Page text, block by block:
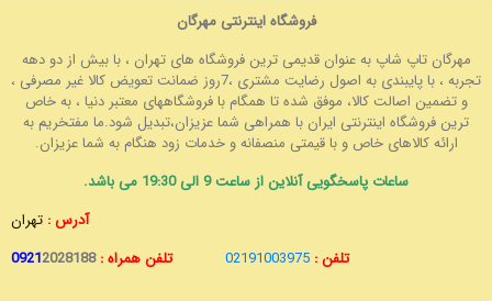
فروشگاه اینترنتی مهرگان
مهرگان تاپ شاپ به عنوان قدیمی ترین فروشگاه های تهران ، با بیش از دو دهه
تجربه ، با پایبندی به اصول رضایت مشتری ،7روز ضمانت تعویض کالا غیر مصرفی ،
و تضمین اصالت کالا، موفق شده تا همگام با فروشگاههای معتبر دنیا ، به خاص
ترین فروشگاه اینترنتی ایران با همراهی شما عزیزان،تبدیل شود.ما مفتخریم به
ارائه کالاهای خاص و با قیمتی منصفانه و خدمات زود هنگام به شما عزیزان.
ساعات پاسخگویی آنلاین از ساعت 9 الی 19:30 می باشد.
آدرس : تهران
تلفن : 02191003975 تلفن همراه : 09212028188